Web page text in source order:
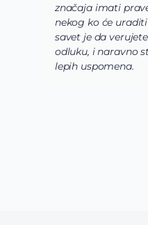
značaja imati
nekog ko će
savet je da
odluku, i naravno
lepih uspomena.